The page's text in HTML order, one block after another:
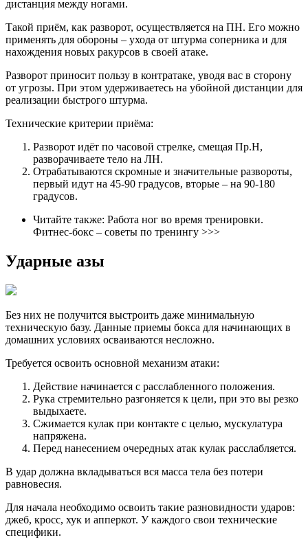
дистанция между ногами.
Такой приём, как разворот, осуществляется на ПН. Его можно
применять для обороны – ухода от штурма соперника и для
нахождения новых ракурсов в своей атаке.
Разворот приносит пользу в контратаке, уводя вас в сторону
от угрозы. При этом удерживаетесь на убойной дистанции для
реализации быстрого штурма.
Технические критерии приёма:
Разворот идёт по часовой стрелке, смещая Пр.Н,
разворачиваете тело на ЛН.
Отрабатываются скромные и значительные развороты,
первый идут на 45-90 градусов, вторые – на 90-180
градусов.
Читайте также: Работа ног во время тренировки.
Фитнес-бокс – советы по тренингу >>>
Ударные азы
Без них не получится выстроить даже минимальную
техническую базу. Данные приемы бокса для начинающих в
домашних условиях осваиваются несложно.
Требуется освоить основной механизм атаки:
Действие начинается с расслабленного положения.
Рука стремительно разгоняется к цели, при это вы резко
выдыхаете.
Сжимается кулак при контакте с целью, мускулатура
напряжена.
Перед нанесением очередных атак кулак расслабляется.
В удар должна вкладываться вся масса тела без потери
равновесия.
Для начала необходимо освоить такие разновидности ударов:
джеб, кросс, хук и апперкот. У каждого свои технические
специфики.